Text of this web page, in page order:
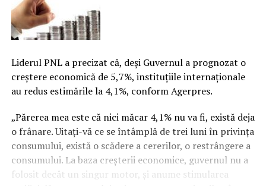
Liderul PNL a precizat că, deşi Guvernul a prognozat o
creştere economică de 5,7%, instituţiile internaţionale
au redus estimările la 4,1%, conform Agerpres.
„Părerea mea este că nici măcar 4,1% nu va fi, există deja
o frânare. Uitaţi-vă ce se întâmplă de trei luni în privinţa
consumului, există o scădere a cererilor, o restrângere a
consumului. La baza creşterii economice, guvernul nu a
folosit decât un singur motor, şi anume stimularea